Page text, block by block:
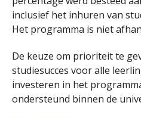
inclusief het inhuren van
Het programma is niet
De keuze om prioriteit te
studiesucces voor alle
investeren in het
ondersteund binnen de